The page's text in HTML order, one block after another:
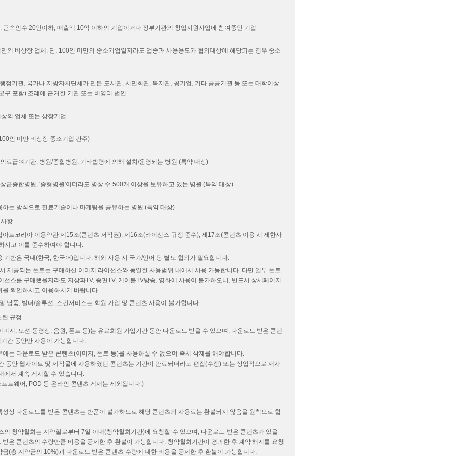
근속인수 20인이하, 매출액 10억 이하의 기업이거나 정부기관의 창업지원사업에 참여중인 기업
의 비상장 업체. 단, 100인 미만의 중소기업일지라도 업종과 사용용도가 협의대상에 해당되는 경우 중소
정기관, 국가나 지방자치단체가 만든 도서관, 시민회관, 복지관, 공기업, 기타 공공기관 등 또는 대학이상
구 포함) 조례에 근거한 기관 또는 비영리 법인
의 업체 또는 상장기업
인 미만 비상장 중소기업 간주)
료급여기관, 병원/종합병원, 기타법령에 의해 설치/운영되는 병원 (특약 대상)
급종합병원, '중형병원'이더라도 병상 수 500개 이상을 보유하고 있는 병원 (특약 대상)
하는 방식으로 진료기술이나 마케팅을 공유하는 병원 (특약 대상)
항
아트코리아 이용약관 제15조(콘텐츠 저작권), 제16조(라이선스 규정 준수), 제17조(콘텐츠 이용 시 제한사
시고 이를 준수하여야 합니다.
기반은 국내(한국, 한국어)입니다. 해외 사용 시 국가/언어 당 별도 협의가 필요합니다.
제공되는 폰트는 구매하신 이미지 라이선스와 동일한 사용범위 내에서 사용 가능합니다. 다만 일부 폰트
선스를 구매했을지라도 지상파TV, 종편TV, 케이블TV방송, 영화에 사용이 불가하오니, 반드시 상세페이지
를 확인하시고 이용하시기 바랍니다.
납품, 빌더/솔루션, 스킨서비스는 회원 가입 및 콘텐츠 사용이 불가합니다.
련 규정
미지, 모션·동영상, 음원, 폰트 등)는 유료회원 가입기간 동안 다운로드 받을 수 있으며, 다운로드 받은 콘텐
간 동안만 사용이 가능합니다.
에는 다운로드 받은 콘텐츠(이미지, 폰트 등)를 사용하실 수 없으며 즉시 삭제를 해야합니다.
동안 웹사이트 및 제작물에 사용하였던 콘텐츠는 기간이 만료되더라도 편집(수정) 또는 상업적으로 재사
에서 계속 게시할 수 있습니다.
트웨어, POD 등 온라인 콘텐츠 게재는 제외됩니다.)
성상 다운로드를 받은 콘텐츠는 반품이 불가하므로 해당 콘텐츠의 사용료는 환불되지 않음을 원칙으로 합
의 청약철회는 계약일로부터 7일 이내(청약철회기간)에 요청할 수 있으며, 다운로드 받은 콘텐츠가 있을
받은 콘텐츠의 수량만큼 비용을 공제한 후 환불이 가능합니다. 청약철회기간이 경과한 후 계약 해지를 요청
금(총 계약금의 10%)과 다운로드 받은 콘텐츠 수량에 대한 비용을 공제한 후 환불이 가능합니다.